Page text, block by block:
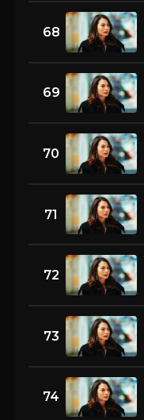
68
69
70
71
72
73
74